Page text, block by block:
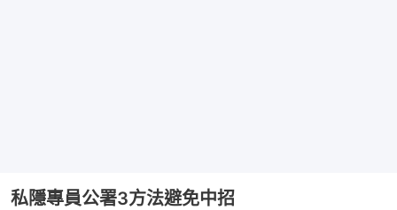
私隱專員公署3方法避免中招